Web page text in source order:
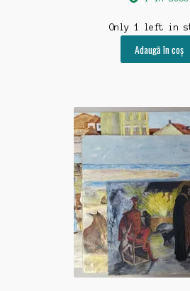
decoratiuni-mobilier
feroviare-navale
folclor-religii-ezoterism
fotografii-negative-diapozitive
harti-planuri
jucarii-jocuri-machete
Only 1 left in
Adaugă în coș